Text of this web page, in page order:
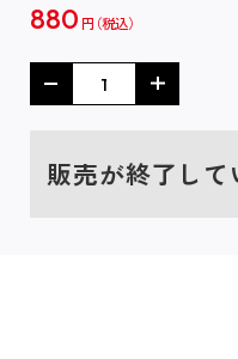
880 円
販売が終了し